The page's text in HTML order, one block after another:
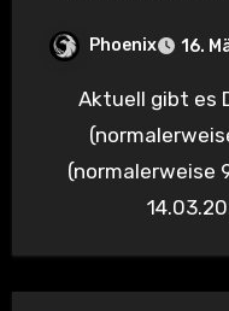
Phoenix 16.
Aktuell gibt es Deus Ex: Mankind Divided
(normalerweise